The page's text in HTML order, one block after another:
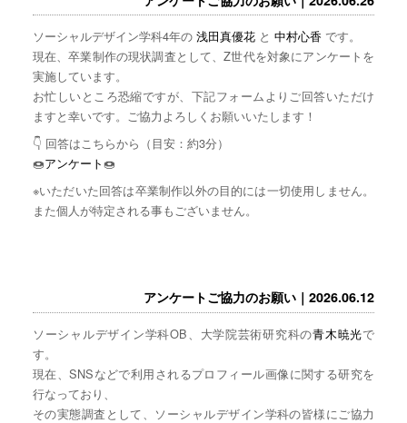
ソーシャルデザイン学科4年の 浅田真優花と 中村心香 です。
現在、卒業制作の現状調査として、Z世代を対象にアンケートを
実施しています。
お忙しいところ恐縮ですが、下記フォームよりご回答いただけ
ますと幸いです。ご協力よろしくお願いいたします！
👇 回答はこちらから（目安：約3分）
🍩アンケート🍩
※いただいた回答は卒業制作以外の目的には一切使用しません。
また個人が特定される事もございません。
アンケートご協力のお願い｜2026.06.12
ソーシャルデザイン学科OB、大学院芸術研究科の青木暁光で
す。
現在、SNSなどで利用されるプロフィール画像に関する研究を
行なっており、
その実態調査として、ソーシャルデザイン学科の皆様にご協力